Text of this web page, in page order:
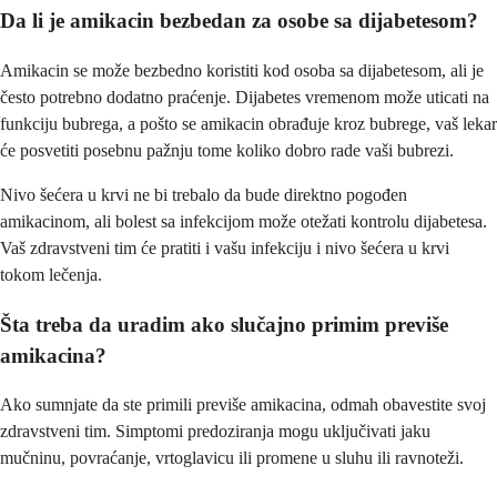
Da li je amikacin bezbedan za osobe sa dijabetesom?
Amikacin se može bezbedno koristiti kod osoba sa dijabetesom, ali je
često potrebno dodatno praćenje. Dijabetes vremenom može uticati na
funkciju bubrega, a pošto se amikacin obrađuje kroz bubrege, vaš lekar
će posvetiti posebnu pažnju tome koliko dobro rade vaši bubrezi.
Nivo šećera u krvi ne bi trebalo da bude direktno pogođen
amikacinom, ali bolest sa infekcijom može otežati kontrolu dijabetesa.
Vaš zdravstveni tim će pratiti i vašu infekciju i nivo šećera u krvi
tokom lečenja.
Šta treba da uradim ako slučajno primim previše
amikacina?
Ako sumnjate da ste primili previše amikacina, odmah obavestite svoj
zdravstveni tim. Simptomi predoziranja mogu uključivati jaku
mučninu, povraćanje, vrtoglavicu ili promene u sluhu ili ravnoteži.